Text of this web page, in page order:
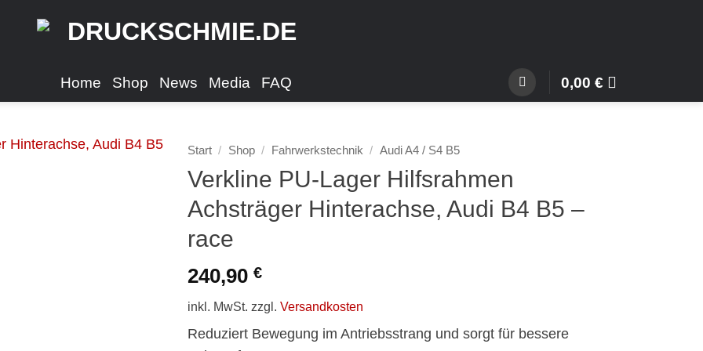
Home Shop News Media FAQ 0,00 €
Start / Shop / Fahrwerkstechnik / Audi A4 / S4 B5
Verkline PU-Lager Hilfsrahmen
Achsträger Hinterachse, Audi B4 B5 –
race
240,90 €
inkl. MwSt. zzgl. Versandkosten
Reduziert Bewegung im Antriebsstrang und sorgt für bessere